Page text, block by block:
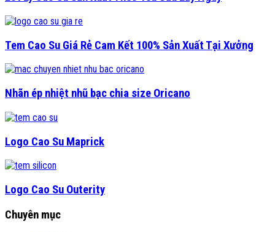
Tem Cao Su Giá Rẻ Cam Kết 100% Sản Xuất Tại Xưởng
Nhãn ép nhiệt nhũ bạc chia size Oricano
Logo Cao Su Maprick
Logo Cao Su Outerity
Chuyên mục